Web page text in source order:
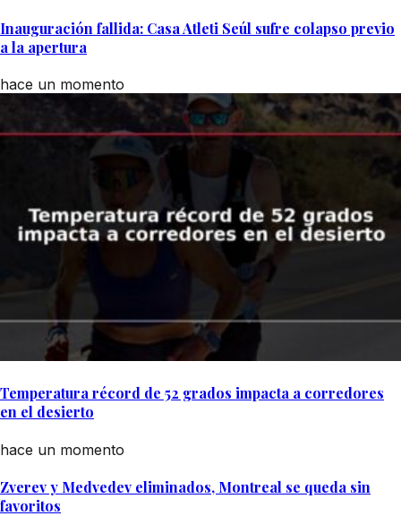
Inauguración fallida: Casa Atleti Seúl sufre colapso previo
a la apertura
hace un momento
Temperatura récord de 52 grados impacta a corredores
en el desierto
hace un momento
Zverev y Medvedev eliminados, Montreal se queda sin
favoritos